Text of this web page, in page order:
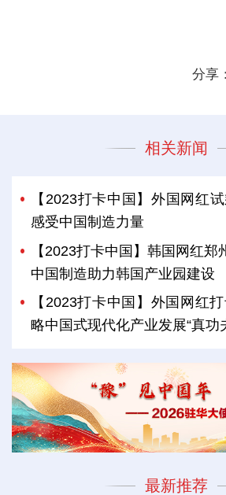
分享：
相关新闻
【2023打卡中国】外国网红
感受中国制造力量
【2023打卡中国】韩国网红郑
中国制造助力韩国产业园建设
【2023打卡中国】外国网红
略中国式现代化产业发展“真功
最新推荐